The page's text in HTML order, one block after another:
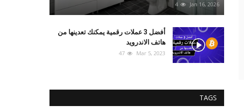
Jan 16, 2026
4
أفضل 3 عملات رقمية يمكنك تعدينها من
هاتف الاندرويد
Mar 5, 2023
47
TAGS